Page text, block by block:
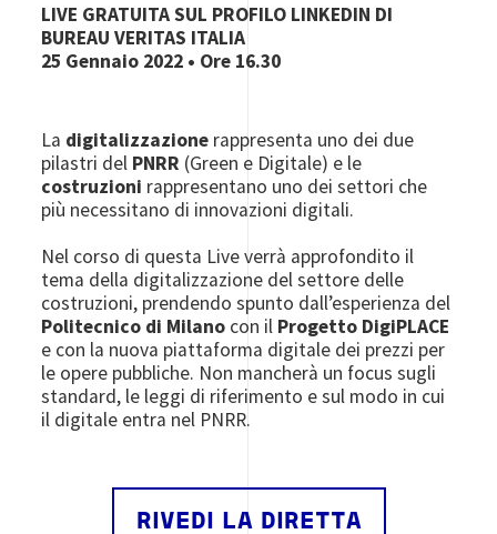
LIVE GRATUITA SUL PROFILO LINKEDIN DI
BUREAU VERITAS ITALIA
25 Gennaio 2022 • Ore 16.30
La digitalizzazione rappresenta uno dei due
pilastri del PNRR (Green e Digitale) e le
costruzioni rappresentano uno dei settori che
più necessitano di innovazioni digitali.
Nel corso di questa Live verrà approfondito il
tema della digitalizzazione del settore delle
costruzioni, prendendo spunto dall’esperienza del
Politecnico di Milano con il Progetto DigiPLACE
e con la nuova piattaforma digitale dei prezzi per
le opere pubbliche. Non mancherà un focus sugli
standard, le leggi di riferimento e sul modo in cui
il digitale entra nel PNRR.
RIVEDI LA DIRETTA